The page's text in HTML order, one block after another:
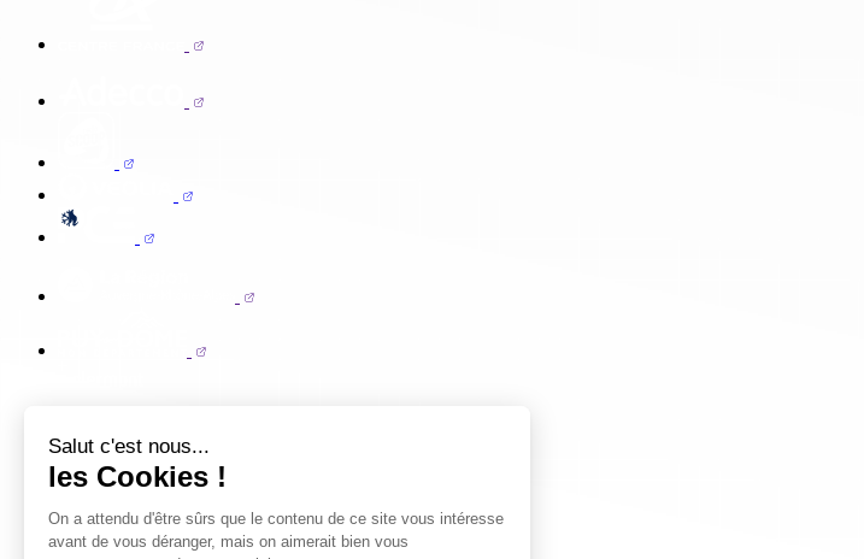
Salut c'est nous...
les Cookies !
On a attendu d'être sûrs que le contenu de ce site vous intéresse
avant de vous déranger, mais on aimerait bien vous